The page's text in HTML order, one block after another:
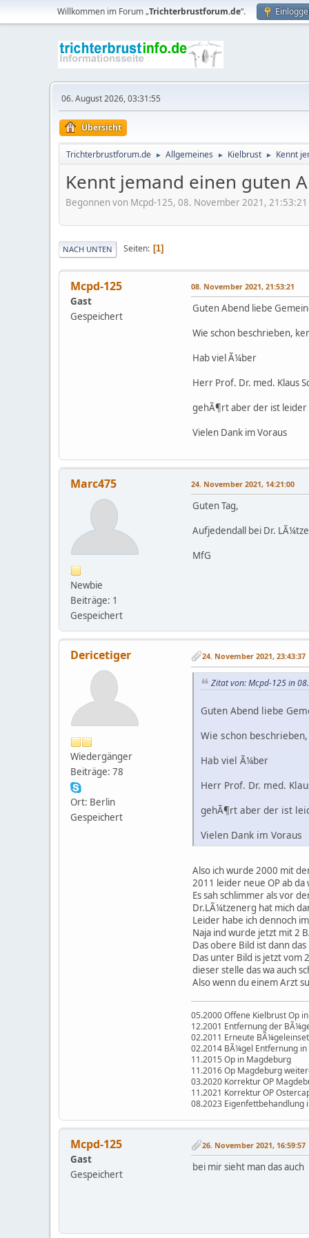
Willkommen im Forum „Trichterbrustforum.de“.
06. August 2026, 03:31:55
Übersicht
Trichterbrustforum.de ► Allgemeines ► Kielbrust ► Kennt
Kennt jemand einen guten
Begonnen von Mcpd-125, 08. November 2021, 21:53:21
NACH UNTEN Seiten 1
Mcpd-125
Gast
Gespeichert
08. November 2021, 21:53:21
Guten Abend liebe
Wie schon beschrieben,
Hab viel Ã¼ber
Herr Prof. Dr. med. Klaus
gehÃ¶rt aber der ist leider
Vielen Dank im Voraus
Marc475
Newbie
Beiträge: 1
Gespeichert
24. November 2021, 14:21:00
Guten Tag,
Aufjedendall bei Dr.
MfG
Dericetiger
Wiedergänger
Beiträge: 78
Ort: Berlin
Gespeichert
24. November 2021, 23:43:37
Zitat von: Mcpd-125 in
Guten Abend liebe
Wie schon
Hab viel Ã¼ber
Herr Prof. Dr. med.
gehÃ¶rt aber der ist
Vielen Dank im Voraus
Also ich wurde 2000 mit
2011 leider neue OP ab
Es sah schlimmer als vor
Dr.LÃ¼tzenerg hat mich
Leider habe ich dennoch
Naja ind wurde jetzt mit 2
Das obere Bild ist dann
Das unter Bild is jetzt vom
dieser stelle das wa auch
Also wenn du einem Arzt
05.2000 Offene Kielbrust Op
12.2001 Entfernung der
02.2011 Erneute
02.2014 BÃ¼gel Entfernung
11.2015 Op in Magdeburg
11.2016 Op Magdeburg
03.2020 Korrektur OP
11.2021 Korrektur OP
08.2023 Eigenfettbehandlung
Mcpd-125
Gast
Gespeichert
26. November 2021, 16:59:57
bei mir sieht man das auch